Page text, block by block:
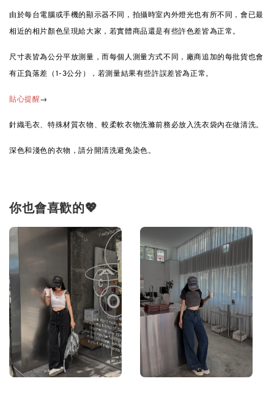
由於每台電腦或手機的顯示器不同，拍攝時室內外燈光也有所不同，會已最
相近的相片顏色呈現給大家，若實體商品還是有些許色差皆為正常。
尺寸表皆為公分平放測量，而每個人測量方式不同，廠商追加的每批貨也會
有正負落差（1-3公分），若測量結果有些許誤差皆為正常。
貼心提醒→
針織毛衣、特殊材質衣物、較柔軟衣物洗滌前務必放入洗衣袋內在做清洗。
深色和淺色的衣物，請分開清洗避免染色。
你也會喜歡的💖